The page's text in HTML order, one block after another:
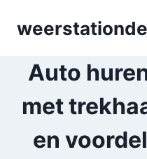
Auto
met
en